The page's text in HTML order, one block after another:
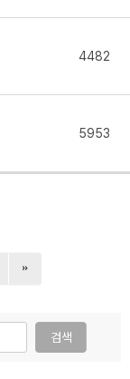
4482
5953
검색